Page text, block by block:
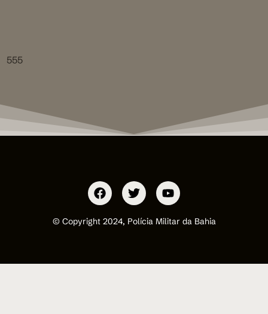
555
© Copyright 2024, Polícia Militar da Bahia